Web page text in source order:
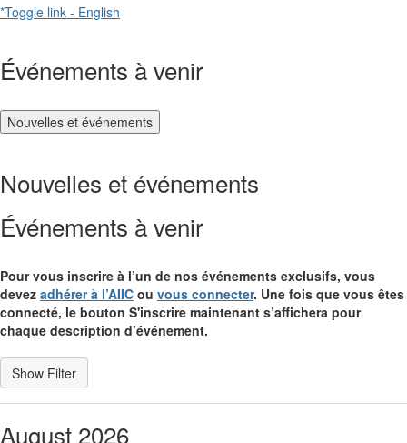
*Toggle link - English
Événements à venir
Nouvelles et événements
Nouvelles et événements
Événements à venir
Pour vous inscrire à l’un de nos événements exclusifs, vous
devez adhérer à l’AIIC ou vous connecter. Une fois que vous êtes
connecté, le bouton S'inscrire maintenant s’affichera pour
chaque description d’événement.
August 2026